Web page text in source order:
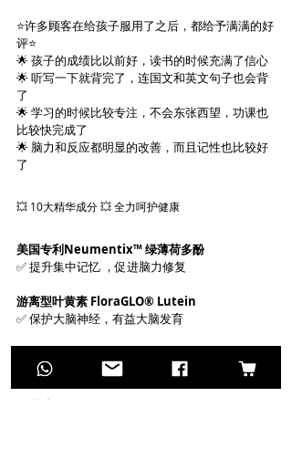
⭐许多顾客在给孩子服用了之后，都给予满满的好
评⭐
🌟 孩子的成绩比以前好，读书的时候充满了信心
🌟 听写一下就背完了，连国文和英文句子也会背
了
🌟 学习的时候比较专注，不会东张西望，功课也
比较快完成了
🌟 脑力和反应都明显的改善，而且记性也比较好
了
💥 10大精华成分 💥 全力呵护健康
美国专利Neumentix™️ 绿薄荷多酚
✅ 提升集中记忆 ，促进脑力修复
游离型叶黄素 FloraGLO® Lutein
✅ 保护大脑神经，有益大脑发育
✅ 防止细胞氧化损伤，改善心脏健康
银杏叶 Gingko Biloba